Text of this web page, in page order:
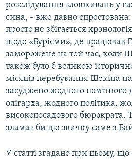
розслідування зловживань у
сина, – вже давно
просто не збігається
щодо «Бурісми», де працював
заморожене на той час, коли
також було б великою
місяців перебування Шокіна
засуджено жодного помітного
олігарха, жодного політика,
високопосадового бюрократа.
зламав би цю звичку саме з
У статті згадано при цьому,